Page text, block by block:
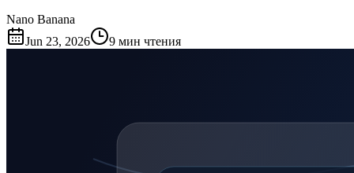
Nano Banana
Jun 23, 2026
9 мин чтения